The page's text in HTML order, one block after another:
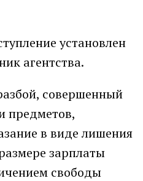
установлен
агентства.
совершенный
предметов,
в виде лишения
зарплаты
свободы